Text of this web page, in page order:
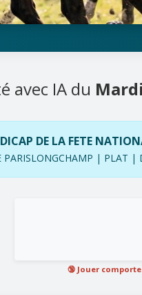
avec IA du
DE LA FETE
PARISLONGCHAMP | PLAT |
🔞 Jouer